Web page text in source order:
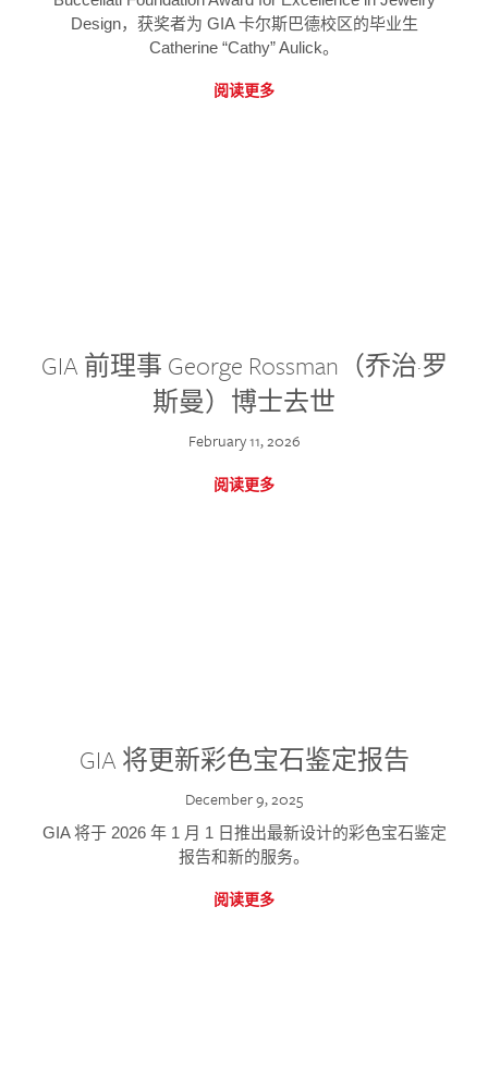
Design，获奖者为 GIA 卡尔斯巴德校区的毕业生
Catherine “Cathy” Aulick。
阅读更多
GIA 前理事 George Rossman（乔治·罗
斯曼）博士去世
February 11, 2026
阅读更多
GIA 将更新彩色宝石鉴定报告
December 9, 2025
GIA 将于 2026 年 1 月 1 日推出最新设计的彩色宝石鉴定
报告和新的服务。
阅读更多